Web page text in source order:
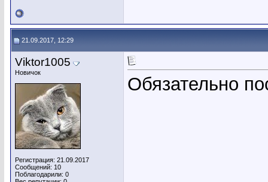
21.09.2017, 12:29
Viktor1005
Новичок
Регистрация: 21.09.2017
Сообщений: 10
Поблагодарили: 0
Обязательно